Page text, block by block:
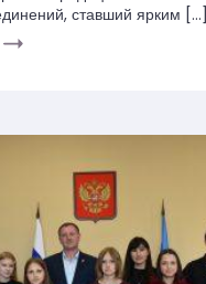
ставший ярким […]